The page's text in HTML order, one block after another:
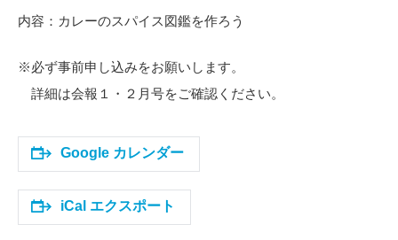
内容：カレーのスパイス図鑑を作ろう
※必ず事前申し込みをお願いします。
詳細は会報１・２月号をご確認ください。
Google カレンダー
iCal エクスポート